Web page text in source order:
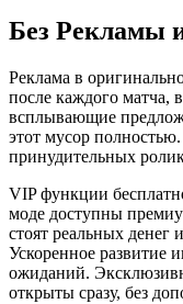
Без Рекламы
Реклама в
после каждого матча,
всплывающие
этот мусор
принудительных
VIP функции
моде доступны
стоят реальных денег
Ускоренное развитие
ожиданий.
открыты сразу, без